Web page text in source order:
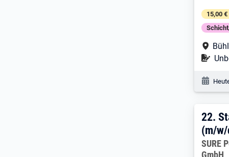
15,00
22.
22.
(m/
SURE
GmbH